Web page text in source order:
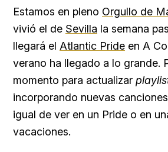
Estamos en pleno Orgullo de
vivió el de Sevilla la semana
llegará el Atlantic Pride en A
verano ha llegado a lo grande.
momento para actualizar
incorporando nuevas
igual de ver en un Pride o en
vacaciones.